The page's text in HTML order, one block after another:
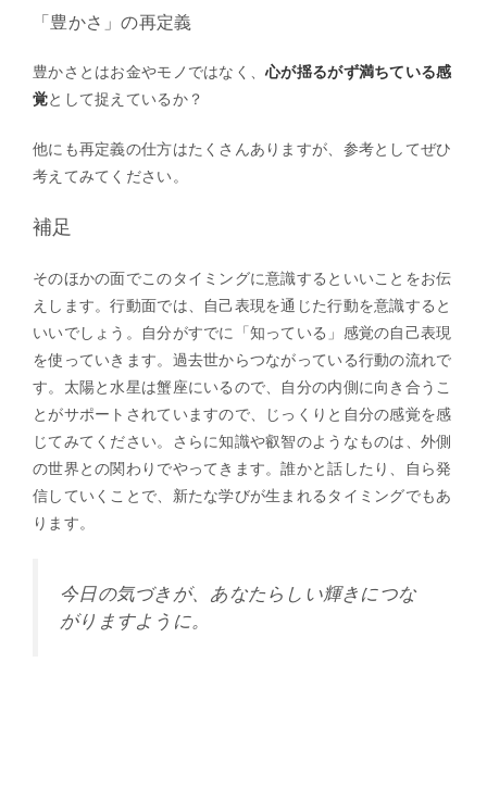
「豊かさ」の再定義
豊かさとはお金やモノではなく、心が揺るがず満ちている感
覚として捉えているか？
他にも再定義の仕方はたくさんありますが、参考としてぜひ
考えてみてください。
補足
そのほかの面でこのタイミングに意識するといいことをお伝
えします。行動面では、自己表現を通じた行動を意識すると
いいでしょう。自分がすでに「知っている」感覚の自己表現
を使っていきます。過去世からつながっている行動の流れで
す。太陽と水星は蟹座にいるので、自分の内側に向き合うこ
とがサポートされていますので、じっくりと自分の感覚を感
じてみてください。さらに知識や叡智のようなものは、外側
の世界との関わりでやってきます。誰かと話したり、自ら発
信していくことで、新たな学びが生まれるタイミングでもあ
ります。
今日の気づきが、あなたらしい輝きにつな
がりますように。